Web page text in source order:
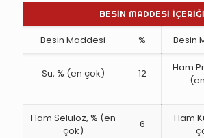
BESİN MADDESİ
Besin Maddesi % Besin
Su, % (en çok) 12
Ham
Ham Selüloz, % (en
çok)
6
Ham